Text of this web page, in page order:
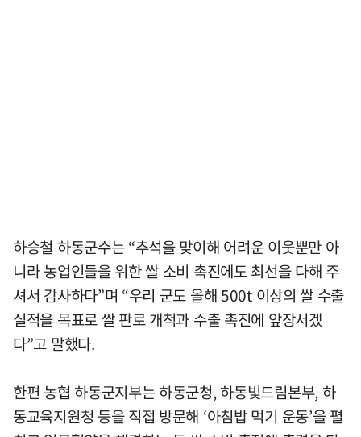
하승철 하동군수는 “추석을 맞이해 어려운 이웃뿐만 아
니라 농업인들을 위한 쌀 소비 촉진에도 최선을 다해 주
셔서 감사하다”며 “우리 군도 올해 500t 이상의 쌀 수출
실적을 목표로 쌀 판로 개척과 수출 촉진에 앞장서겠
다”고 말했다.
한편 농협 하동군지부는 하동군청, 하동빛드림본부, 하
동교육지원청 등을 직접 방문해 ‘아침밥 먹기 운동’을 펼